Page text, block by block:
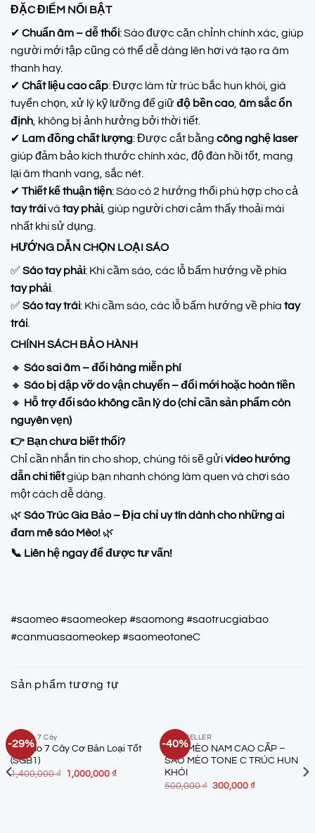
ĐẶC ĐIỂM NỔI BẬT
✔ Chuẩn âm – dễ thổi: Sáo được căn chỉnh chính xác, giúp
người mới tập cũng có thể dễ dàng lên hơi và tạo ra âm
thanh hay.
✔ Chất liệu cao cấp: Được làm từ trúc bắc hun khói, già
tuyển chọn, xử lý kỹ lưỡng để giữđộ bền cao, âm sắc ổn
định, không bị ảnh hưởng bởi thời tiết.
✔ Lam đồng chất lượng: Được cắt bằng công nghệ laser
giúp đảm bảo kích thước chính xác, độ đàn hồi tốt, mang
lại âm thanh vang, sắc nét.
✔ Thiết kế thuận tiện: Sáo có 2 hướng thổi phù hợp cho cả
tay tráivà tay phải, giúp người chơi cảm thấy thoải mái
nhất khi sử dụng.
HƯỚNG DẪN CHỌN LOẠI SÁO
✅ Sáo tay phải: Khi cầm sáo, các lỗ bấm hướng về phía
tay phải
✅ Sáo tay trái: Khi cầm sáo, các lỗ bấm hướng về phía tay
trái
CHÍNH SÁCH BẢO HÀNH
🔸 Sáo sai âm – đổi hàng miễn phí
🔸 Sáo bị dập vỡ do vận chuyển – đổi mới hoặc hoàn tiền
🔸 Hỗ trợ đổi sáo không cần lý do (chỉ cần sản phẩm còn
nguyên vẹn)
👉 Bạn chưa biết thổi?
Chỉ cần nhắn tin cho shop, chúng tôi sẽ gửivideo hướng
dẫn chi tiếtgiúp bạn nhanh chóng làm quen và chơi sáo
một cách dễ dàng.
🌿 Sáo Trúc Gia Bảo – Địa chỉ uy tín dành cho những ai
đam mê sáo Mèo! 🌿
📞 Liên hệ ngay để được tư vấn!
#saomeo #saomeokep #saomong #saotrucgiabao
#canmuasaomeokep #saomeotoneC
Sản phẩm tương tự
-29%
Bộ Sáo 7 Cây
Bộ Sáo 7 Cây Cơ Bản Loại Tốt
(SGB1)
1,400,000₫
Giá
1,000,000 ₫Giá
-40%
BEST SELLER
SÁO MÈO NAM CAO CẤP –
SÁO MÈO TONE C TRÚC HUN
KHÓI
500,000₫ Giá
300,000 ₫Giá